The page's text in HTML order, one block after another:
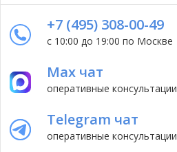
+7 (495) 308-00-49
с 10:00 до 19:00 по Москве
Max чат
оперативные консультации
Telegram чат
оперативные консультации